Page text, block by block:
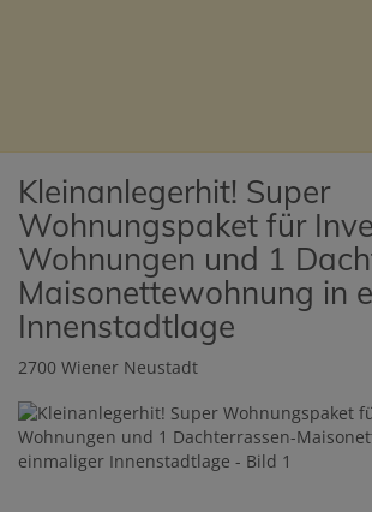
Kleinanlegerhit! Super
Wohnungspaket für
Wohnungen und 1
Maisonettewohnung in
Innenstadtlage
2700 Wiener Neustadt